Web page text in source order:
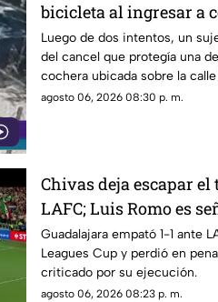
bicicleta al ingresar a
calle Rancho Rodeo
Luego de dos intentos, un
del cancel que protegía una
cochera ubicada sobre la
que le permitió ingresar al
agosto 06, 2026 08:30 p. m.
Chivas deja escapar
LAFC; Luis Romo es
cobro en penales
Guadalajara empató 1-1 ante
Leagues Cup y perdió en
criticado por su ejecución.
agosto 06, 2026 08:23 p. m.